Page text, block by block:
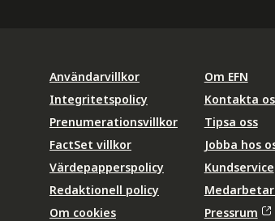
Användarvillkor
Integritetspolicy
Prenumerationsvillkor
FactSet villkor
Värdepapperspolicy
Redaktionell policy
Om cookies
Om EFN
Kontakta
Tipsa oss
Jobba hos
Kundservice
Pressrum